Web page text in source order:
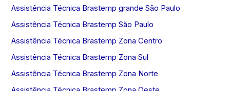
Assistência Técnica Brastemp grande São Paulo
Assistência Técnica Brastemp São Paulo
Assistência Técnica Brastemp Zona Centro
Assistência Técnica Brastemp Zona Sul
Assistência Técnica Brastemp Zona Norte